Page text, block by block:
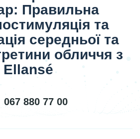
Правильна
та
середньої та
обличчя з
Ellansé
067 880 77 00